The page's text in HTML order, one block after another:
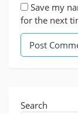
Save my
for the next
Search